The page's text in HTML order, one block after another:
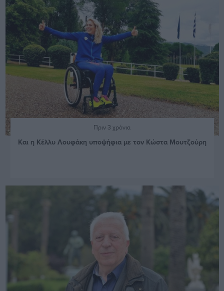
Πριν 3 χρόνια
Και η Κέλλυ Λουφάκη υποψήφια με τον Κώστα Μουτζούρη